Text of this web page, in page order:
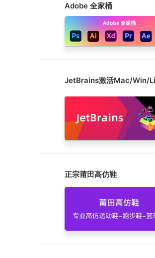
Adobe 全家桶
JetBrains激活Mac/Win/
正宗莆田高仿鞋